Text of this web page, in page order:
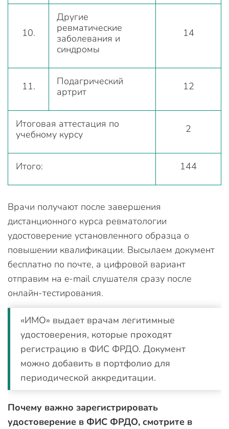
10.
Другие
ревматические
заболевания и
синдромы
14
11.
Подагрический
артрит
12
Итоговая аттестация по
учебному курсу
2
Итого: 144
Врачи получают после завершения
дистанционного курса ревматологии
удостоверение установленного образца о
повышении квалификации. Высылаем документ
бесплатно по почте, а цифровой вариант
отправим на e-mail слушателя сразу после
онлайн-тестирования.
«ИМО» выдает врачам легитимные
удостоверения, которые проходят
регистрацию в ФИС ФРДО. Документ
можно добавить в портфолио для
периодической аккредитации.
Почему важно зарегистрировать
удостоверение в ФИС ФРДО, смотрите в